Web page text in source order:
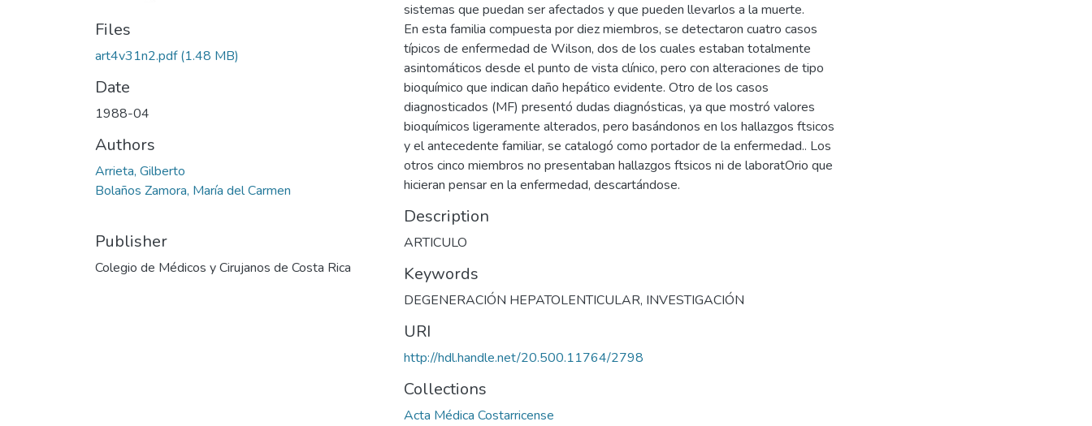
Files
art4v31n2.pdf(1.48 MB)
Date
1988-04
Authors
Arrieta, Gilberto
Bolaños Zamora, María del Carmen
Publisher
Colegio de Médicos y Cirujanos de Costa Rica
sistemas que puedan ser afectados y que pueden llevarlos a la muerte.
En esta familia compuesta por diez miembros, se detectaron cuatro casos
típicos de enfermedad de Wilson, dos de los cuales estaban totalmente
asintomáticos desde el punto de vista clínico, pero con alteraciones de tipo
bioquímico que indican daño hepático evidente. Otro de los casos
diagnosticados (MF) presentó dudas diagnósticas, ya que mostró valores
bioquímicos ligeramente alterados, pero basándonos en los hallazgos ftsicos
y el antecedente familiar, se catalogó como portador de la enfermedad.. Los
otros cinco miembros no presentaban hallazgos ftsicos ni de laboratOrio que
hicieran pensar en la enfermedad, descartándose.
Description
ARTICULO
Keywords
DEGENERACIÓN HEPATOLENTICULAR, INVESTIGACIÓN
URI
http://hdl.handle.net/20.500.11764/2798
Collections
Acta Médica Costarricense